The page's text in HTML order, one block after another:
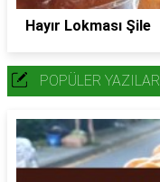
Hayır Lokması Şile
POPÜLER YAZILAR